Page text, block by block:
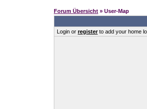
Forum Übersicht » User-Map
Login or registerto add your home